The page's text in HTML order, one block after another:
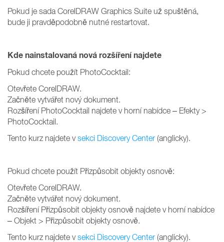
Pokud je sada CorelDRAW Graphics Suite už spuštěná,
bude ji pravděpodobně nutné restartovat.
Kde nainstalovaná nová rozšíření najdete
Pokud chcete použít PhotoCocktail:
Otevřete CorelDRAW.
Začněte vytvářet nový dokument.
Rozšíření PhotoCocktail najdete v horní nabídce – Efekty >
PhotoCocktail.
Tento kurz najdete vsekci Discovery Center (anglicky).
Pokud chcete použít Přizpůsobit objekty osnově:
Otevřete CorelDRAW.
Začněte vytvářet nový dokument.
Rozšíření Přizpůsobit objekty osnově najdete v horní nabídce
– Objekt > Přizpůsobit objekty osnově.
Tento kurz najdete vsekci Discovery Center (anglicky).